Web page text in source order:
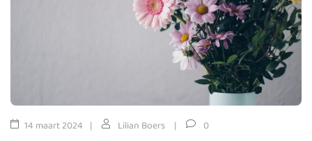
14 maart 2024 Lilian Boers 0